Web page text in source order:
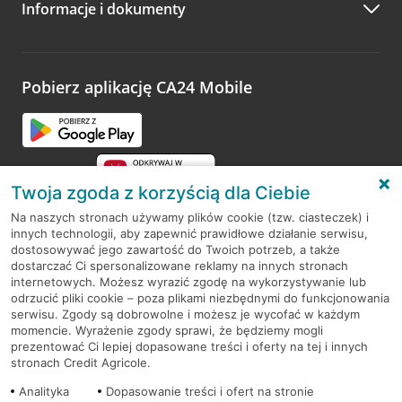
Zachęcamy do podzielenia się z nami opinią o wizycie.
opinie.
Informacje i dokumenty
Pobierz aplikację CA24 Mobile
RODO
Regulamin serwisu
Mapa serwisu
PolitykaCookies
Twoja zgoda z korzyścią dla Ciebie
Na naszych stronach używamy plików cookie (tzw. ciasteczek) i
innych technologii, aby zapewnić prawidłowe działanie serwisu,
dostosowywać jego zawartość do Twoich potrzeb, a także
dostarczać Ci spersonalizowane reklamy na innych stronach
internetowych. Możesz wyrazić zgodę na wykorzystywanie lub
odrzucić pliki cookie – poza plikami niezbędnymi do funkcjonowania
serwisu. Zgody są dobrowolne i możesz je wycofać w każdym
momencie. Wyrażenie zgody sprawi, że będziemy mogli
prezentować Ci lepiej dopasowane treści i oferty na tej i innych
stronach Credit Agricole.
Analityka
Dopasowanie treści i ofert na stronie